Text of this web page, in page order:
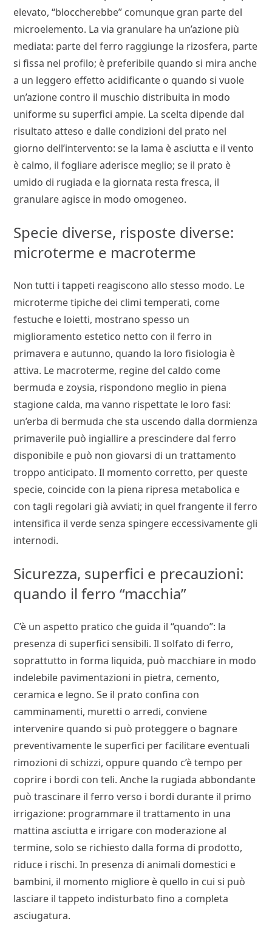
elevato, “bloccherebbe” comunque gran parte del
microelemento. La via granulare ha un’azione più
mediata: parte del ferro raggiunge la rizosfera, parte
si fissa nel profilo; è preferibile quando si mira anche
a un leggero effetto acidificante o quando si vuole
un’azione contro il muschio distribuita in modo
uniforme su superfici ampie. La scelta dipende dal
risultato atteso e dalle condizioni del prato nel
giorno dell’intervento: se la lama è asciutta e il vento
è calmo, il fogliare aderisce meglio; se il prato è
umido di rugiada e la giornata resta fresca, il
granulare agisce in modo omogeneo.
Specie diverse, risposte diverse:
microterme e macroterme
Non tutti i tappeti reagiscono allo stesso modo. Le
microterme tipiche dei climi temperati, come
festuche e loietti, mostrano spesso un
miglioramento estetico netto con il ferro in
primavera e autunno, quando la loro fisiologia è
attiva. Le macroterme, regine del caldo come
bermuda e zoysia, rispondono meglio in piena
stagione calda, ma vanno rispettate le loro fasi:
un’erba di bermuda che sta uscendo dalla dormienza
primaverile può ingiallire a prescindere dal ferro
disponibile e può non giovarsi di un trattamento
troppo anticipato. Il momento corretto, per queste
specie, coincide con la piena ripresa metabolica e
con tagli regolari già avviati; in quel frangente il ferro
intensifica il verde senza spingere eccessivamente gli
internodi.
Sicurezza, superfici e precauzioni:
quando il ferro “macchia”
C’è un aspetto pratico che guida il “quando”: la
presenza di superfici sensibili. Il solfato di ferro,
soprattutto in forma liquida, può macchiare in modo
indelebile pavimentazioni in pietra, cemento,
ceramica e legno. Se il prato confina con
camminamenti, muretti o arredi, conviene
intervenire quando si può proteggere o bagnare
preventivamente le superfici per facilitare eventuali
rimozioni di schizzi, oppure quando c’è tempo per
coprire i bordi con teli. Anche la rugiada abbondante
può trascinare il ferro verso i bordi durante il primo
irrigazione: programmare il trattamento in una
mattina asciutta e irrigare con moderazione al
termine, solo se richiesto dalla forma di prodotto,
riduce i rischi. In presenza di animali domestici e
bambini, il momento migliore è quello in cui si può
lasciare il tappeto indisturbato fino a completa
asciugatura.